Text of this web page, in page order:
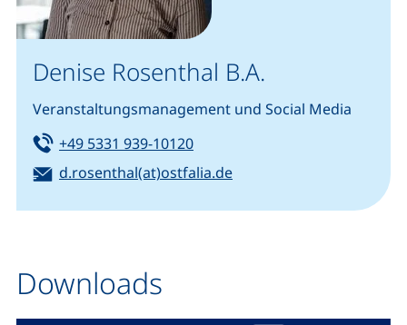
Denise Rosenthal B.A.
Veranstaltungsmanagement und Social Media
Tel:
+49 5331 939-10120(startet einen Telefonanruf,
E-Mail:
d.rosenthal(at)ostfalia.de(öffnet Ihr E-Mail-
Downloads